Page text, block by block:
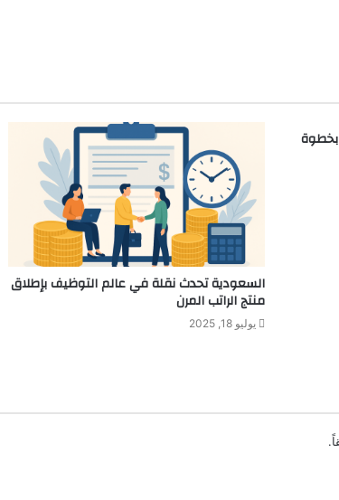
بخطوة
السعودية تحدث نقلة في عالم التوظيف بإطلاق
منتج الراتب المرن
يوليو 18, 2025